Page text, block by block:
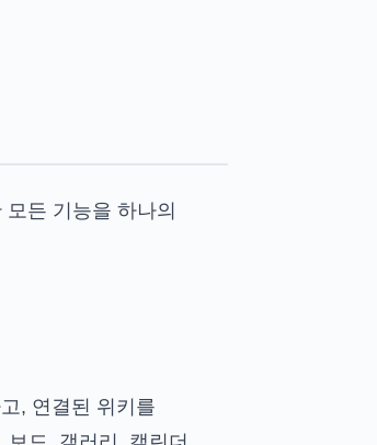
든 기능을 하나의
, 연결된 위키를